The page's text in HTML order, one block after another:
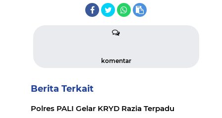
komentar
Berita Terkait
Polres PALI Gelar KRYD Razia Terpadu